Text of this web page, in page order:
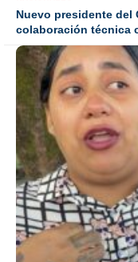
Nuevo presidente del
colaboración técnica